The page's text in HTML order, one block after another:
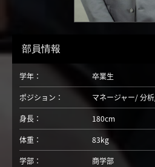
部員情報
学年：
卒業生
ポジション：
マネージャー 分析
身長：
180cm
体重：
83kg
学部：
商学部